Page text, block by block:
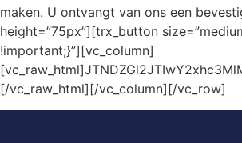
maken. U ontvangt van ons een
height=”75px”][trx_button
!important;}”][vc_column]
[/vc_raw_html][/vc_column][/vc_row]